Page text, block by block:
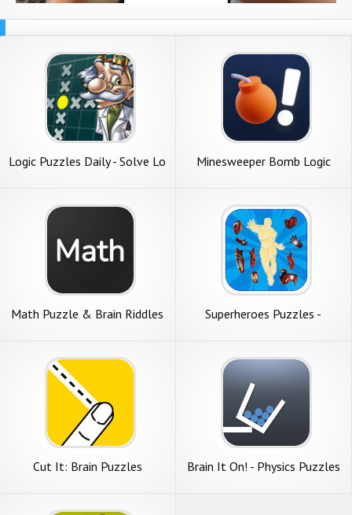
Logic Puzzles Daily - Solve Lo
Minesweeper Bomb Logic
Math Puzzle & Brain Riddles
Superheroes Puzzles -
Cut It: Brain Puzzles Brain It On! - Physics Puzzles